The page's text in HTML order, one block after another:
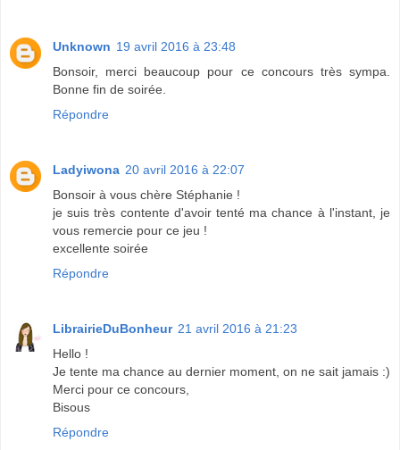
Unknown 19 avril 2016 à 23:48
Bonsoir, merci beaucoup pour ce concours très sympa.
Bonne fin de soirée.
Répondre
Ladyiwona 20 avril 2016 à 22:07
Bonsoir à vous chère Stéphanie !
je suis très contente d'avoir tenté ma chance à l'instant, je
vous remercie pour ce jeu !
excellente soirée
Répondre
LibrairieDuBonheur 21 avril 2016 à 21:23
Hello !
Je tente ma chance au dernier moment, on ne sait jamais :)
Merci pour ce concours,
Bisous
Répondre